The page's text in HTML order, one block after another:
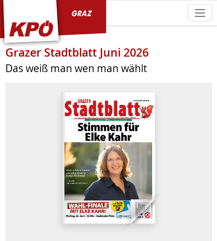
Grazer Stadtblatt Juni 2026
Das weiß man wen man wählt